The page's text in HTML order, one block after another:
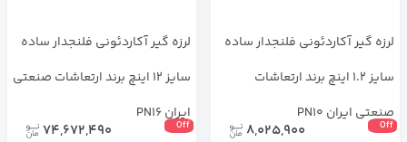
لرزه گیر آکاردئونی فلنجدار ساده
سایز 1.2 اینچ برند ارتعاشات
صنعتی ایران PN10
Off
8,025,900
لرزه گیر آکاردئونی فلنجدار ساده
سایز 12 اینچ برند ارتعاشات صنعتی
ایران PN16
Off
74,672,490